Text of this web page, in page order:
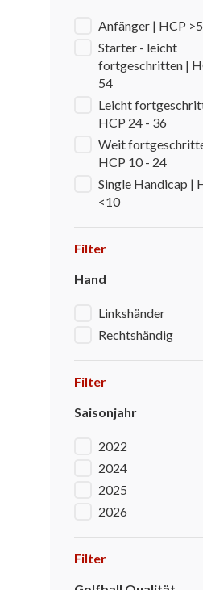
Anfänger | HCP
Starter - leicht
fortgeschritten |
54
Leicht
HCP 24 - 36
Weit
HCP 10 - 24
Single Handicap |
<10
Filter
Hand
Linkshänder
Rechtshändig
Filter
Saisonjahr
2022
2024
2025
2026
Filter